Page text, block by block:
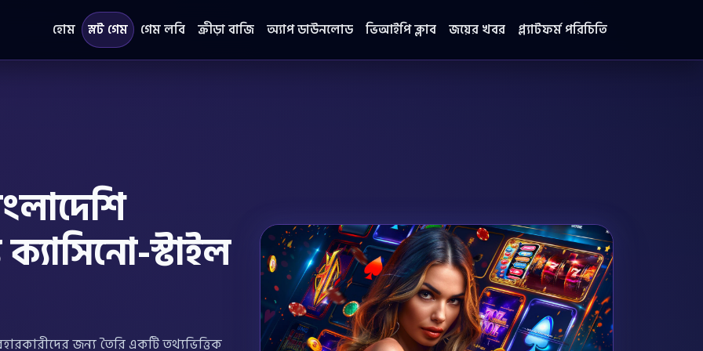
হোম স্লট গেম গেম লবি ক্রীড়া বাজি অ্যাপ ডাউনলোড ভিআইপি ক্লাব জয়ের খবর প্ল্যাটফর্ম পরিচিতি
স্টাইল
জন্য তৈরি একটি তথ্যভিত্তিক